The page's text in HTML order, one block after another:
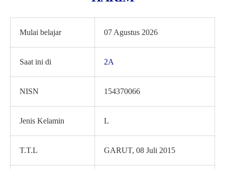
Mulai belajar 07 Agustus 2026
Saat ini di 2A
NISN 154370066
Jenis Kelamin L
T.T.L GARUT, 08 Juli 2015